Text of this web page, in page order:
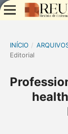
INÍCIO /
Editorial